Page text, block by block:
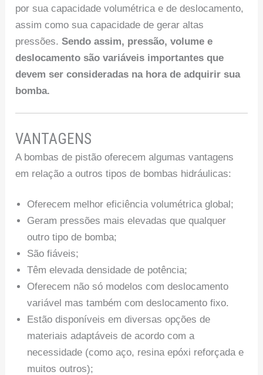
por sua capacidade volumétrica e de deslocamento,
assim como sua capacidade de gerar altas
pressões.Sendo assim, pressão, volume e
deslocamento são variáveis importantes que
devem ser consideradas na hora de adquirir sua
bomba.
VANTAGENS
A bombas de pistão oferecem algumas vantagens
em relação a outros tipos de bombas hidráulicas:
Oferecem melhor eficiência volumétrica global;
Geram pressões mais elevadas que qualquer
outro tipo de bomba;
São fiáveis;
Têm elevada densidade de potência;
Oferecem não só modelos com deslocamento
variável mas também com deslocamento fixo.
Estão disponíveis em diversas opções de
materiais adaptáveis de acordo com a
necessidade (como aço, resina epóxi reforçada e
muitos outros);